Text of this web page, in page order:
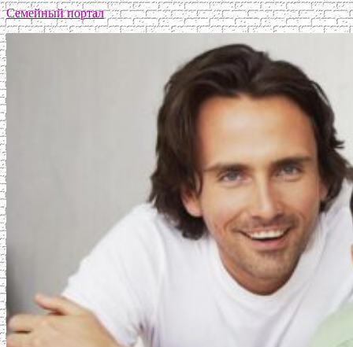
Семейный портал